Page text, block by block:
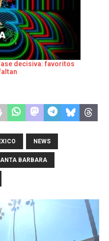
decisiva: favoritos
NEWS
BARBARA